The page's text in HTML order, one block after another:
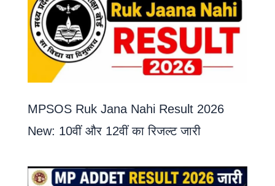
MPSOS Ruk Jana Nahi Result 2026
New: 10वीं और 12वीं का रिजल्ट जारी